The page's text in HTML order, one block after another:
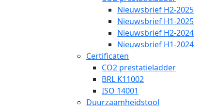
Nieuwsbrief H2-2025
Nieuwsbrief H1-2025
Nieuwsbrief H2-2024
Nieuwsbrief H1-2024
Certificaten
CO2 prestatieladder
BRL K11002
ISO 14001
Duurzaamheidstool